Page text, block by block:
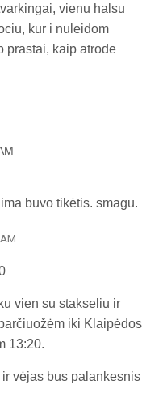
vienu halsu
kur i nuleidom
prastai, kaip atrode
buvo tikėtis. smagu.
vien su stakseliu ir
iki Klaipėdos
13:20.
vėjas bus palankesnis